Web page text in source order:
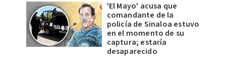
'El Mayo' acusa que
comandante de la
policía de Sinaloa estuvo
en el momento de su
captura; estaría
desaparecido